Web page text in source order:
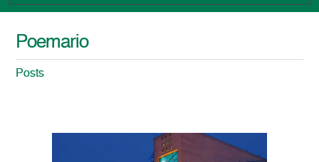
Poemario
Posts